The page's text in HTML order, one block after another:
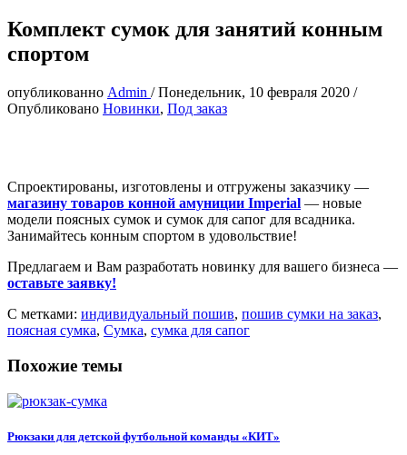
Комплект сумок для занятий конным
спортом
опубликованно Admin /Понедельник, 10 февраля 2020 /
Опубликовано Новинки, Под заказ
Спроектированы, изготовлены и отгружены заказчику —
магазину товаров конной амуниции Imperial — новые
модели поясных сумок и сумок для сапог для всадника.
Занимайтесь конным спортом в удовольствие!
Предлагаем и Вам разработать новинку для вашего бизнеса —
оставьте заявку!
С метками: индивидуальный пошив, пошив сумки на заказ,
поясная сумка, Сумка, сумка для сапог
Похожие темы
Рюкзаки для детской футбольной команды «КИТ»